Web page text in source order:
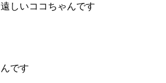
しいココちゃんです
です